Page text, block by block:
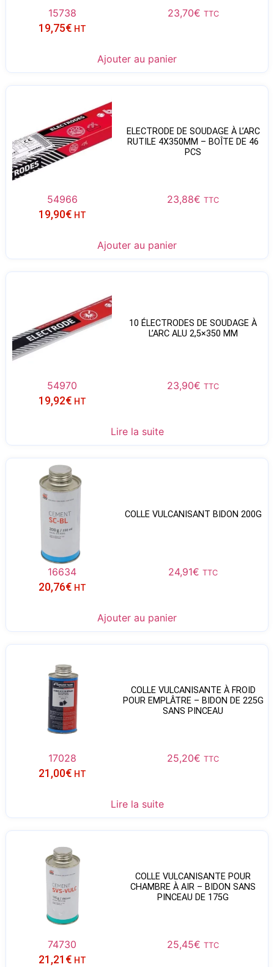
15738 23,70€ TTC
19,75€ HT
Ajouter au panier
ELECTRODE DE SOUDAGE À L’ARC
RUTILE 4X350MM – BOÎTE DE 46
PCS
54966 23,88€ TTC
19,90€ HT
Ajouter au panier
10 ÉLECTRODES DE SOUDAGE À
L’ARC ALU 2,5×350 MM
54970 23,90€ TTC
19,92€ HT
Lire la suite
COLLE VULCANISANT BIDON 200G
16634 24,91€ TTC
20,76€ HT
Ajouter au panier
COLLE VULCANISANTE À FROID
POUR EMPLÂTRE – BIDON DE 225G
SANS PINCEAU
17028 25,20€ TTC
21,00€ HT
Lire la suite
COLLE VULCANISANTE POUR
CHAMBRE À AIR – BIDON SANS
PINCEAU DE 175G
74730 25,45€ TTC
21,21 € HT